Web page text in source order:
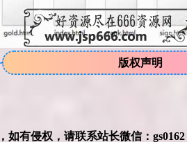
版权声明